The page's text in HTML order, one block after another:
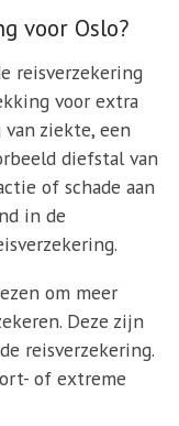
voor Oslo?
reisverzekering
voor extra
ziekte, een
diefstal van
of schade aan
in de
om meer
Deze zijn
reisverzekering.
of extreme